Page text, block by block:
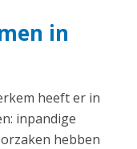
in
heeft er in
inpandige
hebben